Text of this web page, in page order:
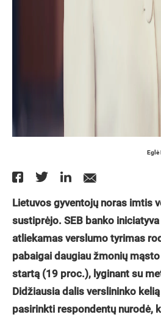
Eglė
Lietuvos gyventojų noras imtis
sustiprėjo. SEB banko
atliekamas verslumo tyrimas
pabaigai daugiau žmonių
startą (19 proc.), lyginant su
Didžiausia dalis verslininko
pasirinkti respondentų nurodė,